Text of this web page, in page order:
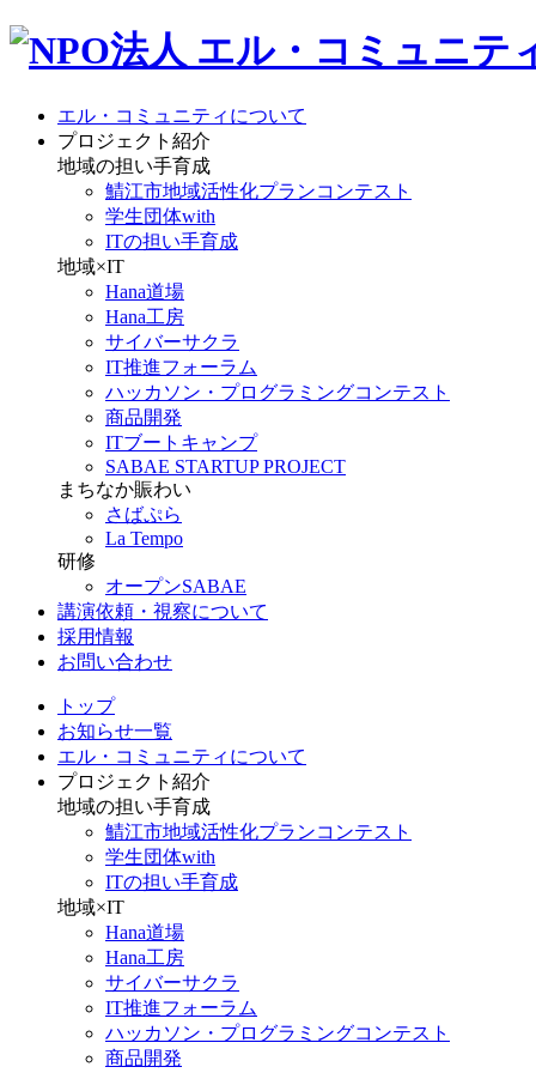
エル・コミュニティについて
プロジェクト紹介
地域の担い手育成
鯖江市地域活性化プランコンテスト
学生団体with
ITの担い手育成
地域×IT
Hana道場
Hana工房
サイバーサクラ
IT推進フォーラム
ハッカソン・プログラミングコンテスト
商品開発
ITブートキャンプ
SABAE STARTUP PROJECT
まちなか賑わい
さばぷら
La Tempo
研修
オープンSABAE
講演依頼・視察について
採用情報
お問い合わせ
トップ
お知らせ一覧
エル・コミュニティについて
プロジェクト紹介
地域の担い手育成
鯖江市地域活性化プランコンテスト
学生団体with
ITの担い手育成
地域×IT
Hana道場
Hana工房
サイバーサクラ
IT推進フォーラム
ハッカソン・プログラミングコンテスト
商品開発